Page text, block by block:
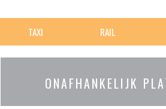
TAXI RAIL
ONAFHANKELIJK